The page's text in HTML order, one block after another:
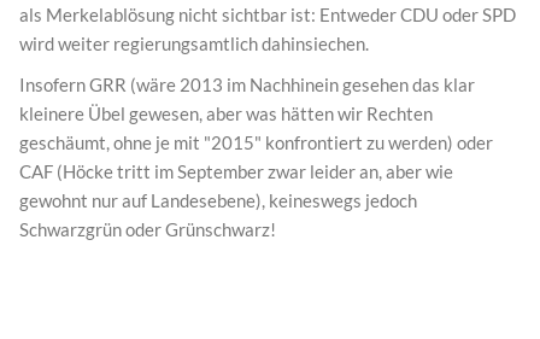
als Merkelablösung nicht sichtbar ist: Entweder CDU oder SPD
wird weiter regierungsamtlich dahinsiechen.
Insofern GRR (wäre 2013 im Nachhinein gesehen das klar
kleinere Übel gewesen, aber was hätten wir Rechten
geschäumt, ohne je mit "2015" konfrontiert zu werden) oder
CAF (Höcke tritt im September zwar leider an, aber wie
gewohnt nur auf Landesebene), keineswegs jedoch
Schwarzgrün oder Grünschwarz!